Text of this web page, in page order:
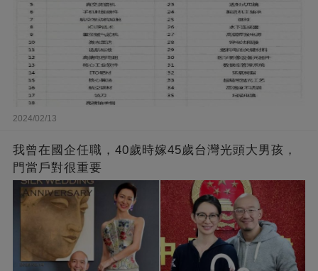
2024/02/13
我曾在國企任職，40歲時嫁45歲台灣光頭大男孩，
門當戶對很重要